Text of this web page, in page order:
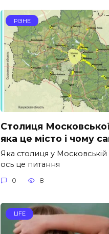
РІЗНЕ
Столиця
яка це місто і чому
Яка столиця у Московській
ось це питання
0 8
LIFE